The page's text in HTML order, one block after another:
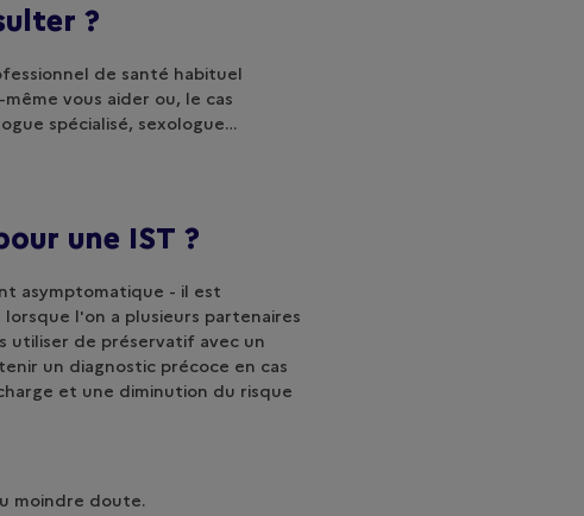
?
de santé habituel
vous aider ou, le cas
spécialisé, sexologue…
une IST ?
asymptomatique - il est
l'on a plusieurs partenaires
utiliser de préservatif avec un
un diagnostic précoce en cas
et une diminution du risque
moindre doute.